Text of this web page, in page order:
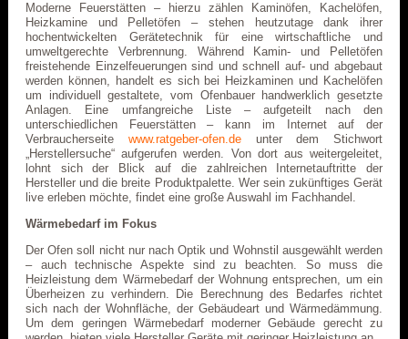
Moderne Feuerstätten – hierzu zählen Kaminöfen, Kachelöfen,
Heizkamine und Pelletöfen – stehen heutzutage dank ihrer
hochentwickelten Gerätetechnik für eine wirtschaftliche und
umweltgerechte Verbrennung. Während Kamin- und Pelletöfen
freistehende Einzelfeuerungen sind und schnell auf- und abgebaut
werden können, handelt es sich bei Heizkaminen und Kachelöfen
um individuell gestaltete, vom Ofenbauer handwerklich gesetzte
Anlagen. Eine umfangreiche Liste – aufgeteilt nach den
unterschiedlichen Feuerstätten – kann im Internet auf der
Verbraucherseite www.ratgeber-ofen.deunter dem Stichwort
„Herstellersuche“ aufgerufen werden. Von dort aus weitergeleitet,
lohnt sich der Blick auf die zahlreichen Internetauftritte der
Hersteller und die breite Produktpalette. Wer sein zukünftiges Gerät
live erleben möchte, findet eine große Auswahl im Fachhandel.
Wärmebedarf im Fokus
Der Ofen soll nicht nur nach Optik und Wohnstil ausgewählt werden
– auch technische Aspekte sind zu beachten. So muss die
Heizleistung dem Wärmebedarf der Wohnung entsprechen, um ein
Überheizen zu verhindern. Die Berechnung des Bedarfes richtet
sich nach der Wohnfläche, der Gebäudeart und Wärmedämmung.
Um dem geringen Wärmebedarf moderner Gebäude gerecht zu